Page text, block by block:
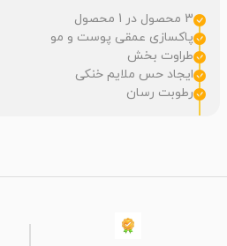
3 محصول در 1 محصول
پاکسازی عمقی پوست و مو
طراوت بخش
ایجاد حس ملایم خنکی
رطوبت رسان